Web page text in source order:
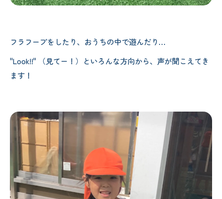
フラフープをしたり、おうちの中で遊んだり…
"Look!!" （見てー！）といろんな方向から、声が聞こえてき
ます！